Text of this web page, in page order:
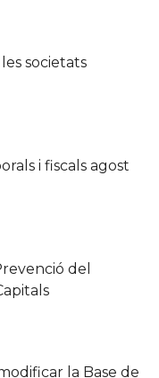
societats
i fiscals agost
del
la Base de